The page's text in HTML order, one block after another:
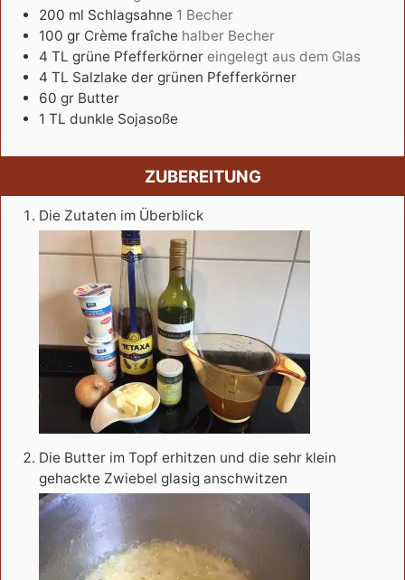
200 ml Schlagsahne 1 Becher
100 gr Crème fraîche halber Becher
4 TL grüne Pfefferkörner eingelegt aus dem Glas
4 TL Salzlake der grünen Pfefferkörner
60 gr Butter
1 TL dunkle Sojasoße
ZUBEREITUNG
Die Zutaten im Überblick
Die Butter im Topf erhitzen und die sehr klein
gehackte Zwiebel glasig anschwitzen